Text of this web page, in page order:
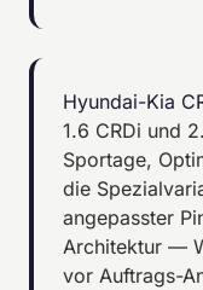
Hyundai-Kia
1.6 CRDi und
Sportage,
die
angepasster
Architektur —
vor Auftrags-